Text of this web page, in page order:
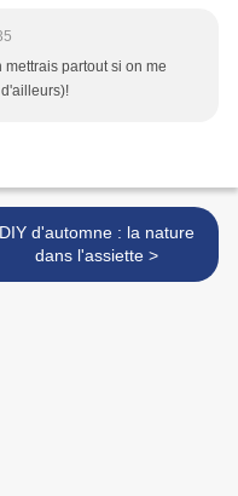
partout si on me
DIY d'automne : la nature
dans l'assiette >